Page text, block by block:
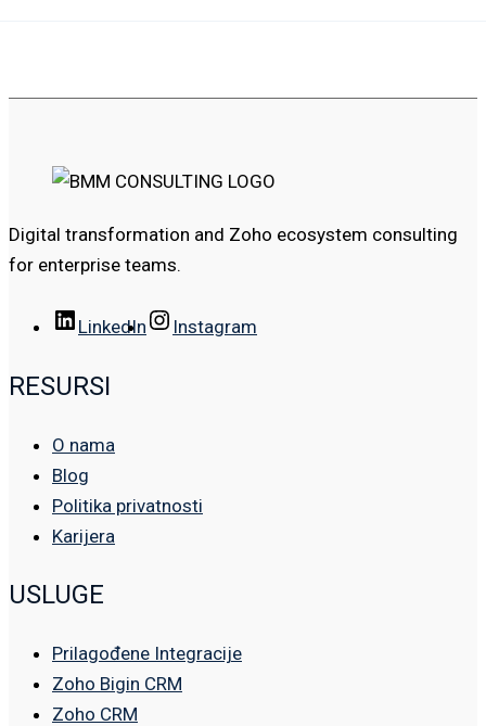
Digital transformation and Zoho ecosystem consulting
for enterprise teams.
LinkedIn Instagram
RESURSI
O nama
Blog
Politika privatnosti
Karijera
USLUGE
Prilagođene Integracije
Zoho Bigin CRM
Zoho CRM